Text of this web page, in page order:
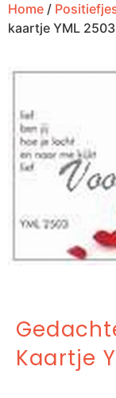
Home /
kaartje YML 2503
Kaartje